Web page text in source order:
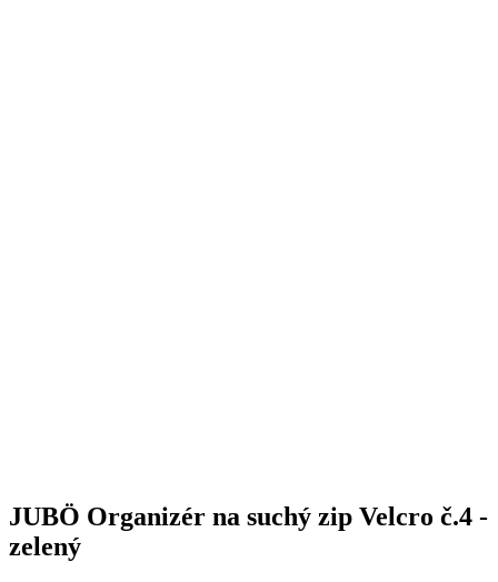
JUBÖ Organizér na suchý zip Velcro č.4 -
zelený